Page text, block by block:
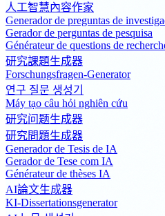
人工智慧內容作家
Generador de preguntas de
Gerador de perguntas de pesquisa
Générateur de questions de
研究課題生成器
Forschungsfragen-Generator
연구 질문 생성기
Máy tạo câu hỏi nghiên cứu
研究问题生成器
研究問題生成器
Generador de Tesis de IA
Gerador de Tese com IA
Générateur de thèses IA
AI論文生成器
KI-Dissertationsgenerator